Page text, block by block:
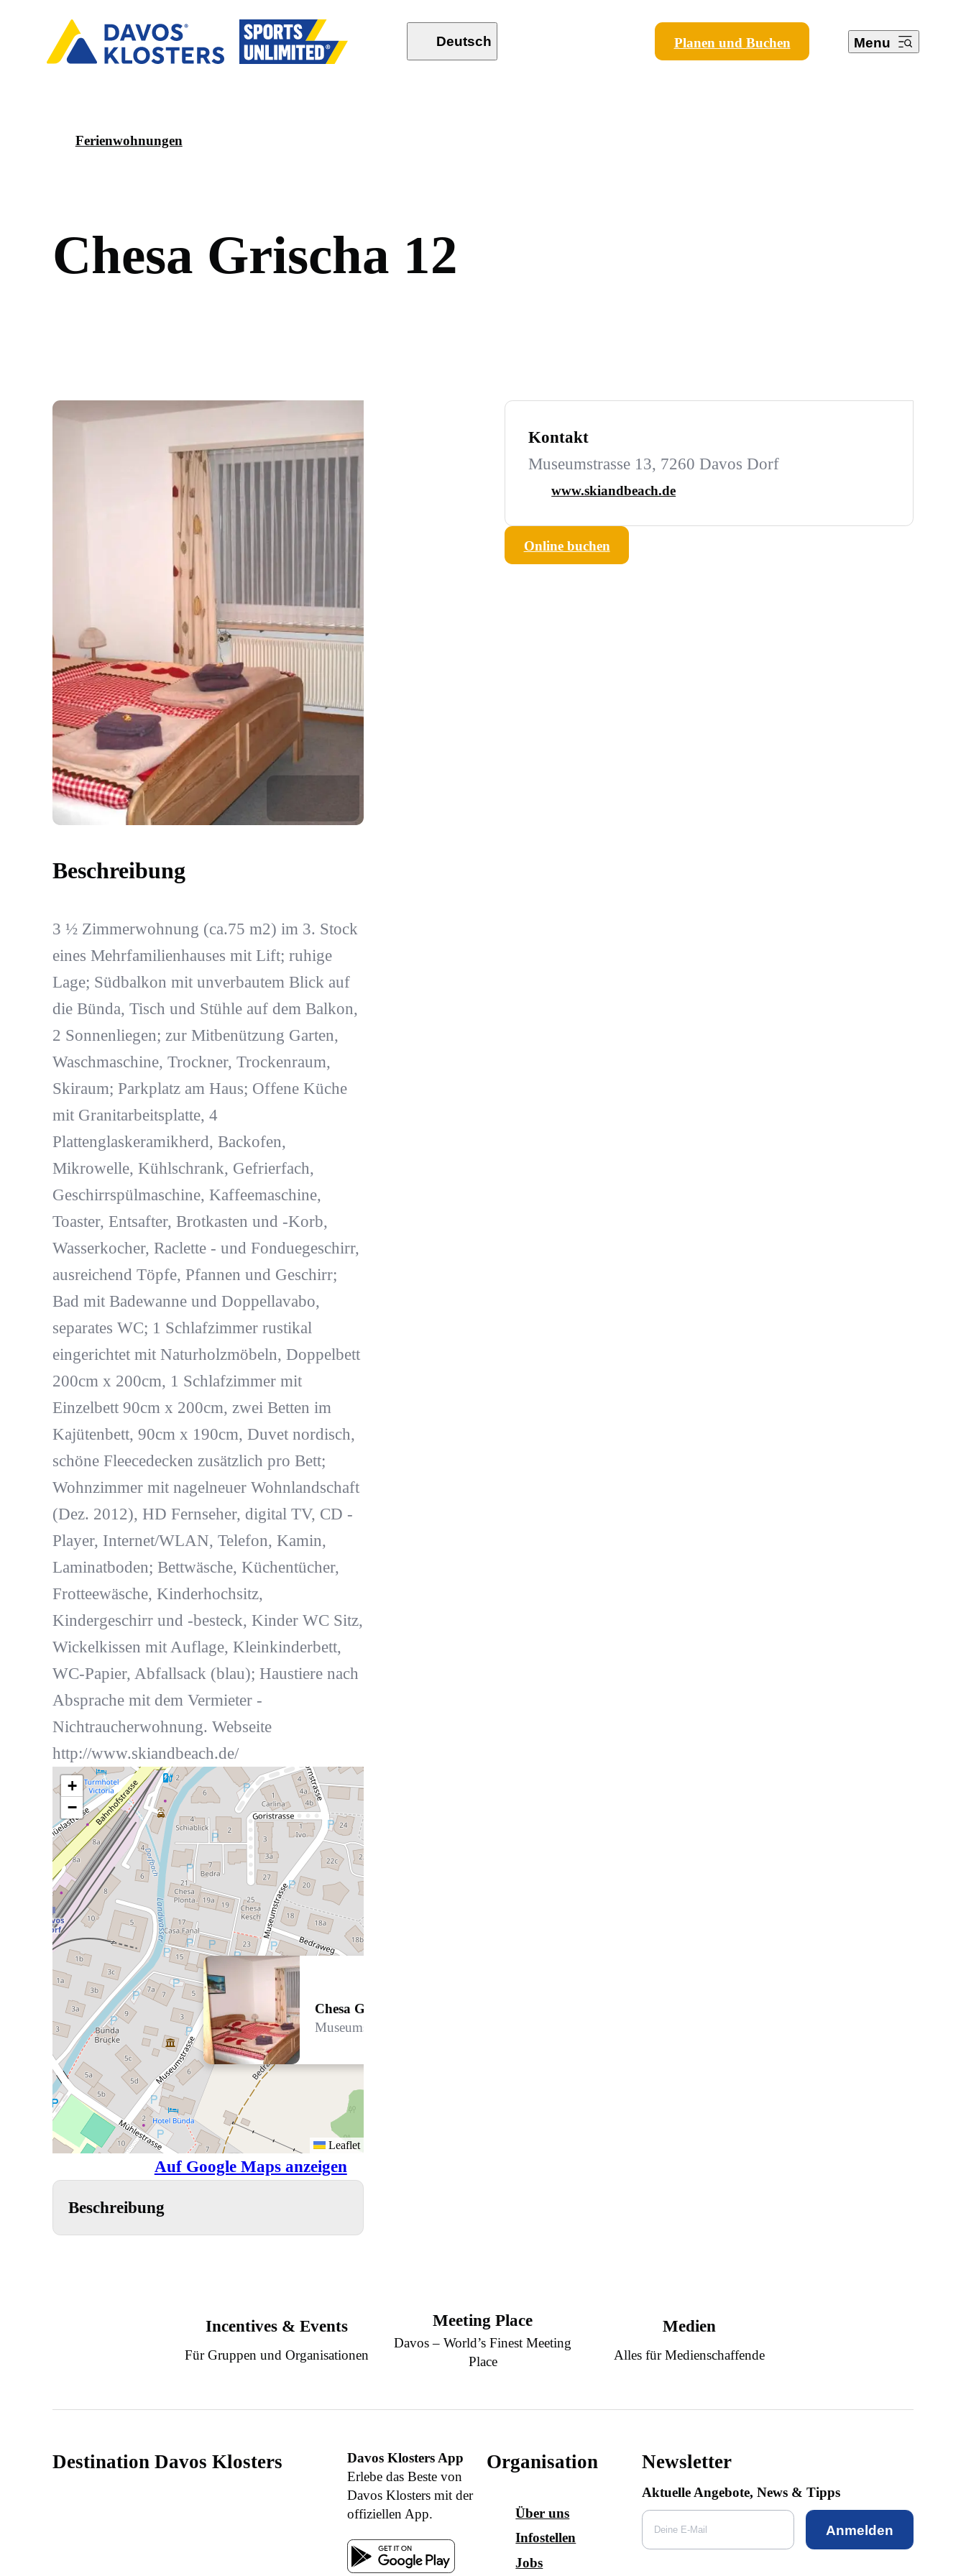
Deutsch Planen und Buchen Menu
Ferienwohnungen
Chesa Grischa 12
Beschreibung
3 ½ Zimmerwohnung (ca.75 m2) im 3. Stock
eines Mehrfamilienhauses mit Lift; ruhige
Lage; Südbalkon mit unverbautem Blick auf
die Bünda, Tisch und Stühle auf dem Balkon,
2 Sonnenliegen; zur Mitbenützung Garten,
Waschmaschine, Trockner, Trockenraum,
Skiraum; Parkplatz am Haus; Offene Küche
mit Granitarbeitsplatte, 4
Plattenglaskeramikherd, Backofen,
Mikrowelle, Kühlschrank, Gefrierfach,
Geschirrspülmaschine, Kaffeemaschine,
Toaster, Entsafter, Brotkasten und -Korb,
Wasserkocher, Raclette - und Fonduegeschirr,
ausreichend Töpfe, Pfannen und Geschirr;
Bad mit Badewanne und Doppellavabo,
separates WC; 1 Schlafzimmer rustikal
eingerichtet mit Naturholzmöbeln, Doppelbett
200cm x 200cm, 1 Schlafzimmer mit
Einzelbett 90cm x 200cm, zwei Betten im
Kajütenbett, 90cm x 190cm, Duvet nordisch,
schöne Fleecedecken zusätzlich pro Bett;
Wohnzimmer mit nagelneuer Wohnlandschaft
(Dez. 2012), HD Fernseher, digital TV, CD -
Player, Internet/WLAN, Telefon, Kamin,
Laminatboden; Bettwäsche, Küchentücher,
Frotteewäsche, Kinderhochsitz,
Kindergeschirr und -besteck, Kinder WC Sitz,
Wickelkissen mit Auflage, Kleinkinderbett,
WC-Papier, Abfallsack (blau); Haustiere nach
Absprache mit dem Vermieter -
Nichtraucherwohnung. Webseite
http://www.skiandbeach.de/
Chesa Grischa 12
Museumstrasse 13, 7260 Davos Dorf
+
−
Leaflet
Auf Google Maps anzeigen
Beschreibung
Kontakt
Museumstrasse 13, 7260 Davos Dorf
www.skiandbeach.de
Online buchen
Incentives & Events
Für Gruppen und Organisationen
Meeting Place
Davos – World’s Finest Meeting
Place
Medien
Alles für Medienschaffende
Destination Davos Klosters
Davos Klosters App
Erlebe das Beste von
Davos Klosters mit der
offiziellen App.
Organisation
Über uns
Infostellen
Jobs
Newsletter
Aktuelle Angebote, News & Tipps
Anmelden